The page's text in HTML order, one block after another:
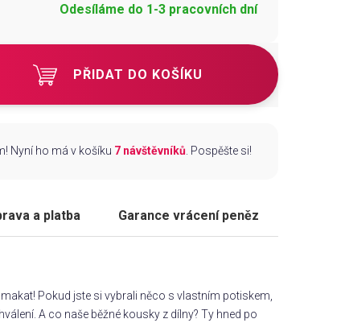
Odesíláme do 1-3 pracovních dní
PŘIDAT DO KOŠÍKU
Nyní ho má v košíku 7 návštěvníků. Pospěšte si!
a platba Garance vrácení peněz
Pokud jste si vybrali něco s vlastním potiskem,
A co naše běžné kousky z dílny? Ty hned po